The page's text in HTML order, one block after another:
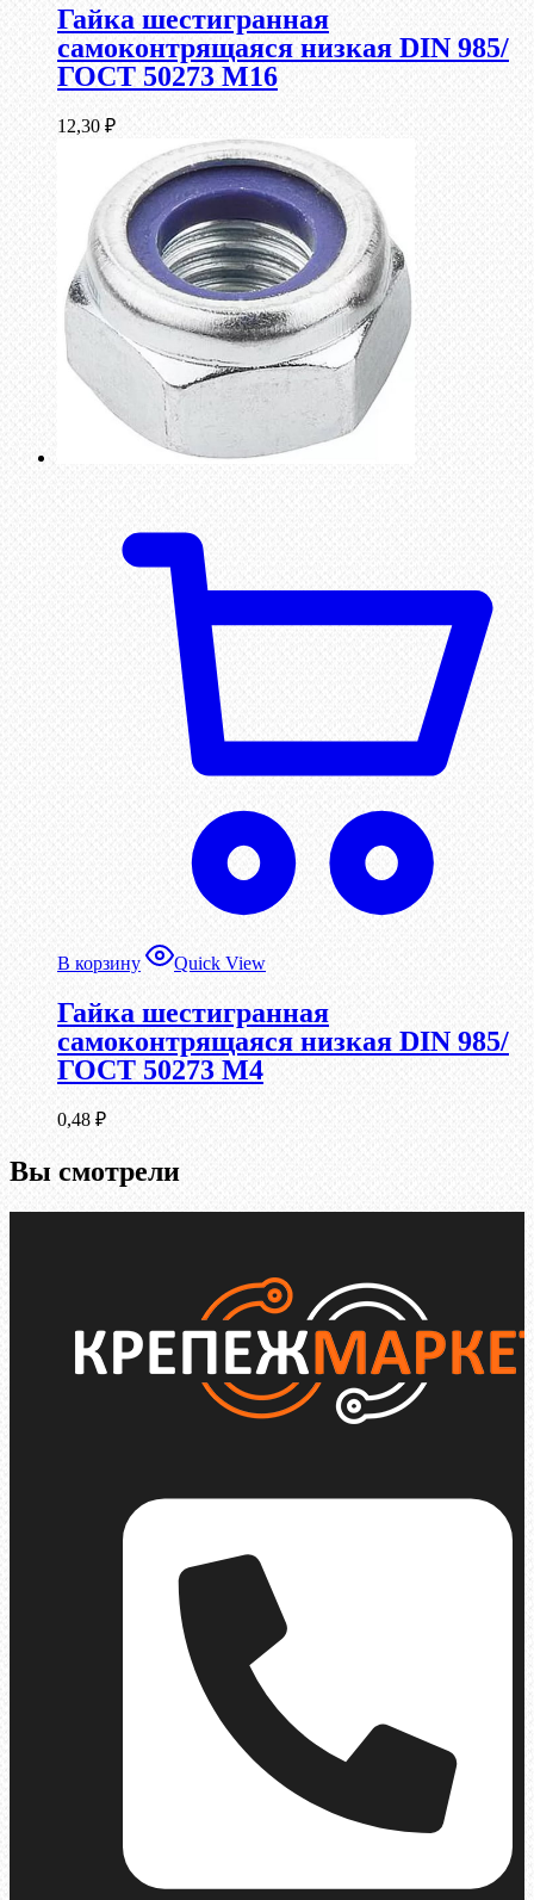
Гайка шестигранная
самоконтрящаяся низкая DIN 985/
ГОСТ 50273 М16
12,30 ₽
В корзину Quick View
Гайка шестигранная
самоконтрящаяся низкая DIN 985/
ГОСТ 50273 М4
0,48 ₽
Вы смотрели